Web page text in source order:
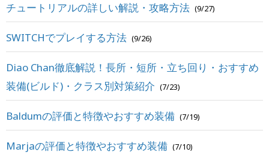
チュートリアルの詳しい解説・攻略方法 (9/27)
SWITCHでプレイする方法 (9/26)
Diao Chan徹底解説！長所・短所・立ち回り・おすすめ
装備(ビルド)・クラス別対策紹介 (7/23)
Baldumの評価と特徴やおすすめ装備 (7/19)
Marjaの評価と特徴やおすすめ装備 (7/10)